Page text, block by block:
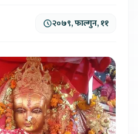
२०७९, फाल्गुन, ११